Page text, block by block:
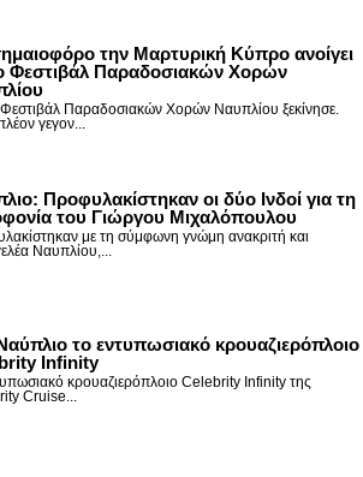
την Μαρτυρική Κύπρο ανοίγει
Φεστιβάλ Παραδοσιακών Χορών
Παραδοσιακών Χορών Ναυπλίου ξεκίνησε.
γεγον...
Προφυλακίστηκαν οι δύο Ινδοί για τη
του Γιώργου Μιχαλόπουλου
με τη σύμφωνη γνώμη ανακριτή και
Ναυπλίου,...
το εντυπωσιακό κρουαζιερόπλοιο
Infinity
κρουαζιερόπλοιο Celebrity Infinity της
Cruise...